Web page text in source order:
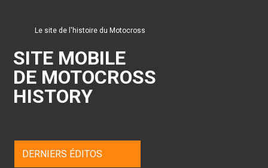
Le site de l'histoire du Motocross
SITE MOBILE
DE MOTOCROSS
HISTORY
DERNIERS ÉDITOS